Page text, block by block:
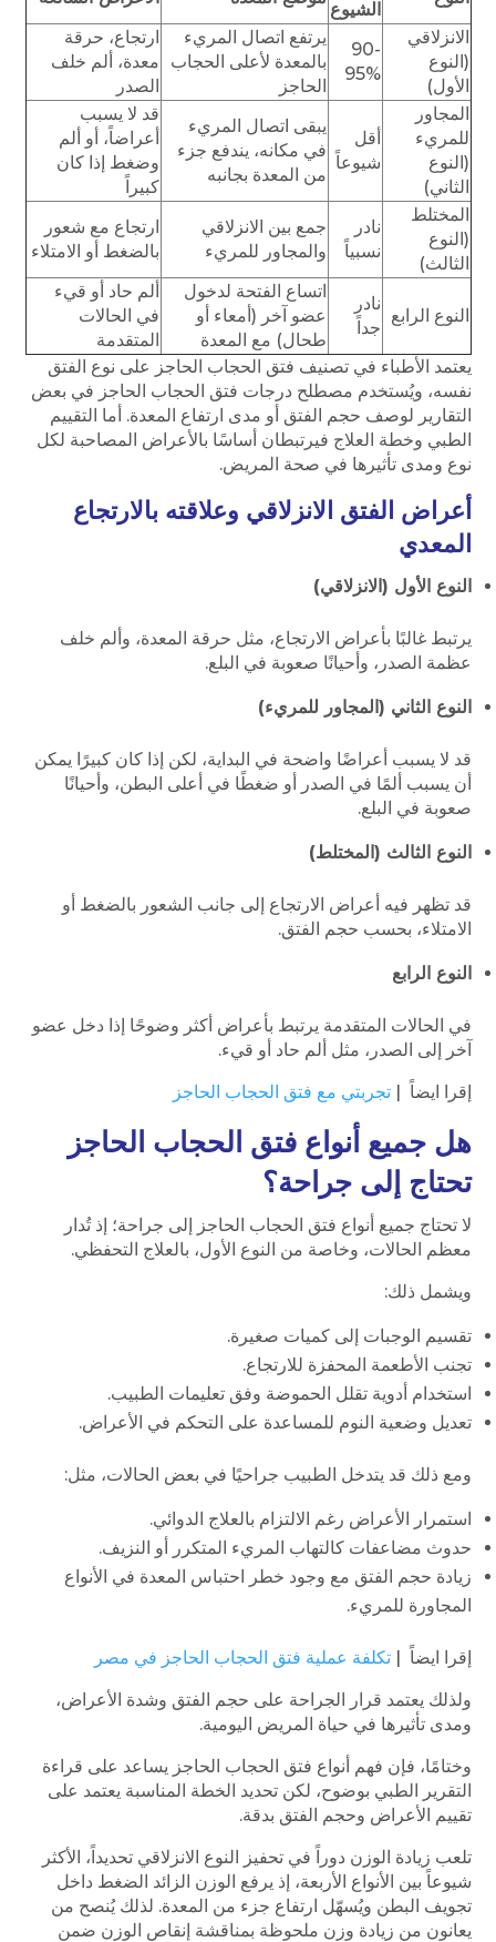
الشيوع
الانزلاقي
(النوع
الأول)
90-
95%
يرتفع اتصال المريء
بالمعدة لأعلى الحجاب
الحاجز
ارتجاع، حرقة
معدة، ألم خلف
الصدر
المجاور
للمريء
(النوع
الثاني)
أقل
شيوعاً
يبقى اتصال المريء
في مكانه، يندفع جزء
من المعدة بجانبه
قد لا يسبب
أعراضاً، أو ألم
وضغط إذا كان
كبيراً
المختلط
(النوع
الثالث)
نادر
نسبياً
جمع بين الانزلاقي
والمجاور للمريء
ارتجاع مع شعور
بالضغط أو الامتلاء
النوع الرابع
نادر
جداً
اتساع الفتحة لدخول
عضو آخر (أمعاء أو
طحال) مع المعدة
ألم حاد أو قيء
في الحالات
المتقدمة
يعتمد الأطباء في تصنيف فتق الحجاب الحاجز على نوع الفتق
نفسه، ويُستخدم مصطلح درجات فتق الحجاب الحاجز في بعض
التقارير لوصف حجم الفتق أو مدى ارتفاع المعدة. أما التقييم
الطبي وخطة العلاج فيرتبطان أساسًا بالأعراض المصاحبة لكل
نوع ومدى تأثيرها في صحة المريض.
أعراض الفتق الانزلاقي وعلاقته بالارتجاع
المعدي
النوع الأول (الانزلاقي)
يرتبط غالبًا بأعراض الارتجاع، مثل حرقة المعدة، وألم خلف
عظمة الصدر، وأحيانًا صعوبة في البلع.
النوع الثاني (المجاور للمريء)
قد لا يسبب أعراضًا واضحة في البداية، لكن إذا كان كبيرًا يمكن
أن يسبب ألمًا في الصدر أو ضغطًا في أعلى البطن، وأحيانًا
صعوبة في البلع.
النوع الثالث (المختلط)
قد تظهر فيه أعراض الارتجاع إلى جانب الشعور بالضغط أو
الامتلاء، بحسب حجم الفتق.
النوع الرابع
في الحالات المتقدمة يرتبط بأعراض أكثر وضوحًا إذا دخل عضو
آخر إلى الصدر، مثل ألم حاد أو قيء.
إقرا ايضاً |تجربتي مع فتق الحجاب الحاجز
هل جميع أنواع فتق الحجاب الحاجز
تحتاج إلى جراحة؟
لا تحتاج جميع أنواع فتق الحجاب الحاجز إلى جراحة؛ إذ تُدار
معظم الحالات، وخاصة من النوع الأول، بالعلاج التحفظي.
ويشمل ذلك:
تقسيم الوجبات إلى كميات صغيرة.
تجنب الأطعمة المحفزة للارتجاع.
استخدام أدوية تقلل الحموضة وفق تعليمات الطبيب.
تعديل وضعية النوم للمساعدة على التحكم في الأعراض.
ومع ذلك قد يتدخل الطبيب جراحيًا في بعض الحالات، مثل:
استمرار الأعراض رغم الالتزام بالعلاج الدوائي.
حدوث مضاعفات كالتهاب المريء المتكرر أو النزيف.
زيادة حجم الفتق مع وجود خطر احتباس المعدة في الأنواع
المجاورة للمريء.
إقرا ايضاً |تكلفة عملية فتق الحجاب الحاجز في مصر
ولذلك يعتمد قرار الجراحة على حجم الفتق وشدة الأعراض،
ومدى تأثيرها في حياة المريض اليومية.
وختامًا، فإن فهم أنواع فتق الحجاب الحاجز يساعد على قراءة
التقرير الطبي بوضوح، لكن تحديد الخطة المناسبة يعتمد على
تقييم الأعراض وحجم الفتق بدقة.
تلعب زيادة الوزن دوراً في تحفيز النوع الانزلاقي تحديداً، الأكثر
شيوعاً بين الأنواع الأربعة، إذ يرفع الوزن الزائد الضغط داخل
تجويف البطن ويُسهّل ارتفاع جزء من المعدة. لذلك يُنصح من
يعانون من زيادة وزن ملحوظة بمناقشة إنقاص الوزن ضمن